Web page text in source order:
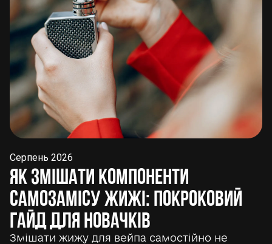
Серпень 2026
Як змішати компоненти
самозамісу жижі: покроковий
гайд для новачків
Змішати жижу для вейпа самостійно не